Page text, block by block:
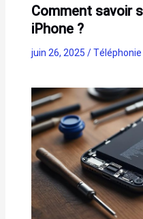
Comment savoir
iPhone ?
juin 26, 2025/Téléphonie